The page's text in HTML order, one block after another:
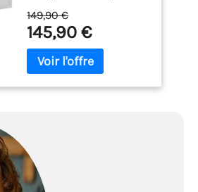
Contient : 1 interrupteur
différentiel 30mA 63A type
A 1 disjoncteur 10A + 1
disjoncteur 16A + 1
Dimensions : Hauteur :
225 mm Largeur : 250 mm
Profondeur : 97 mm
149,90 €
145,90 €